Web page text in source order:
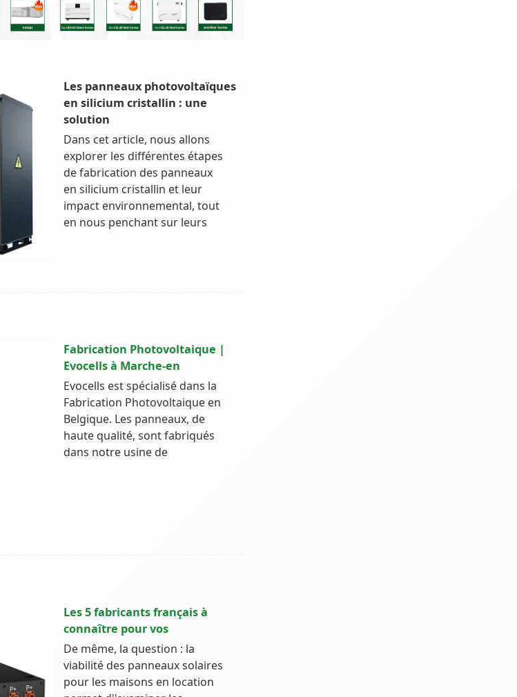
Les panneaux photovoltaïques
en silicium cristallin : une
solution
Dans cet article, nous allons
explorer les différentes étapes
de fabrication des panneaux
en silicium cristallin et leur
impact environnemental, tout
en nous penchant sur leurs
Fabrication Photovoltaique |
Evocells à Marche-en
Evocells est spécialisé dans la
Fabrication Photovoltaique en
Belgique. Les panneaux, de
haute qualité, sont fabriqués
dans notre usine de
Les 5 fabricants français à
connaître pour vos
De même, la question : la
viabilité des panneaux solaires
pour les maisons en location